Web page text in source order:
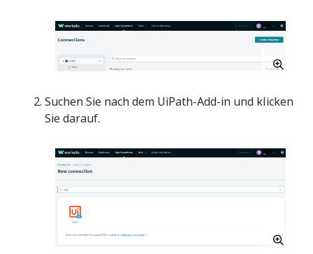
Suchen Sie nach dem UiPath-Add-in und klicken
Sie darauf.